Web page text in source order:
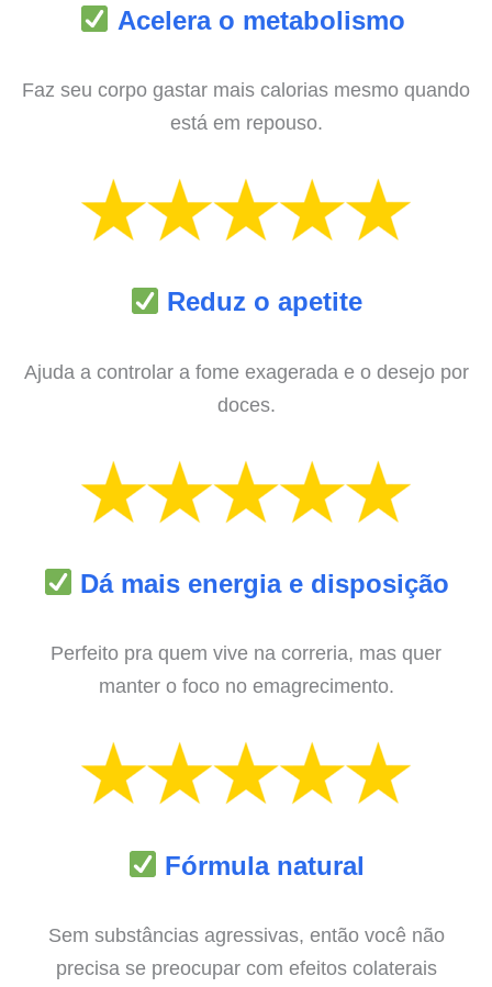
Acelera o metabolismo
Faz seu corpo gastar mais calorias mesmo quando
está em repouso.
Reduz o apetite
Ajuda a controlar a fome exagerada e o desejo por
doces.
Dá mais energia e disposição
Perfeito pra quem vive na correria, mas quer
manter o foco no emagrecimento.
Fórmula natural
Sem substâncias agressivas, então você não
precisa se preocupar com efeitos colaterais